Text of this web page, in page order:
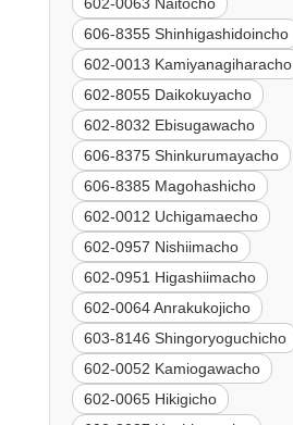
606-8355 Shinhigashidoincho
602-0013 Kamiyanagiharacho
602-8055 Daikokuyacho
602-8032 Ebisugawacho
606-8375 Shinkurumayacho
606-8385 Magohashicho
602-0012 Uchigamaecho
602-0957 Nishiimacho
602-0951 Higashiimacho
602-0064 Anrakukojicho
603-8146 Shingoryoguchicho
602-0052 Kamiogawacho
602-0065 Hikigicho